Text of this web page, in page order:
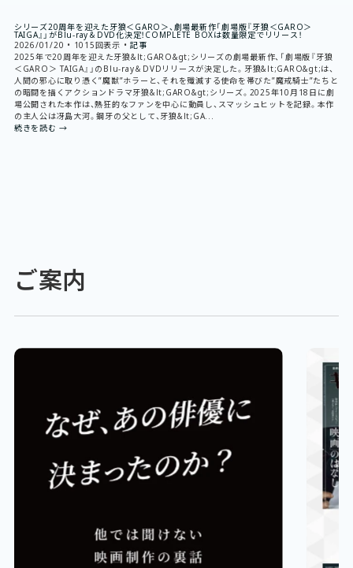
シリーズ20周年を迎えた牙狼＜GARO＞、劇場最新作「劇場版『牙狼＜GARO＞
TAIGA』」がBlu-ray＆DVD化決定！COMPLETE BOXは数量限定でリリース！
2026/01/20 • 1015回表示 • 記事
2025年で20周年を迎えた牙狼&lt;GARO&gt;シリーズの劇場最新作、「劇場版『牙狼
＜GARO＞ TAIGA』」のBlu-ray＆DVDリリースが決定した。牙狼&lt;GARO&gt;は、
人間の邪心に取り憑く”魔獣”ホラーと、それを殲滅する使命を帯びた”魔戒騎士”たちと
の暗闘を描くアクションドラマ牙狼&lt;GARO&gt;シリーズ。2025年10月18日に劇
場公開された本作は、熱狂的なファンを中心に動員し、スマッシュヒットを記録。本作
の主人公は冴島大河。鋼牙の父として、牙狼&lt;GA...
続きを読む →
ご案内